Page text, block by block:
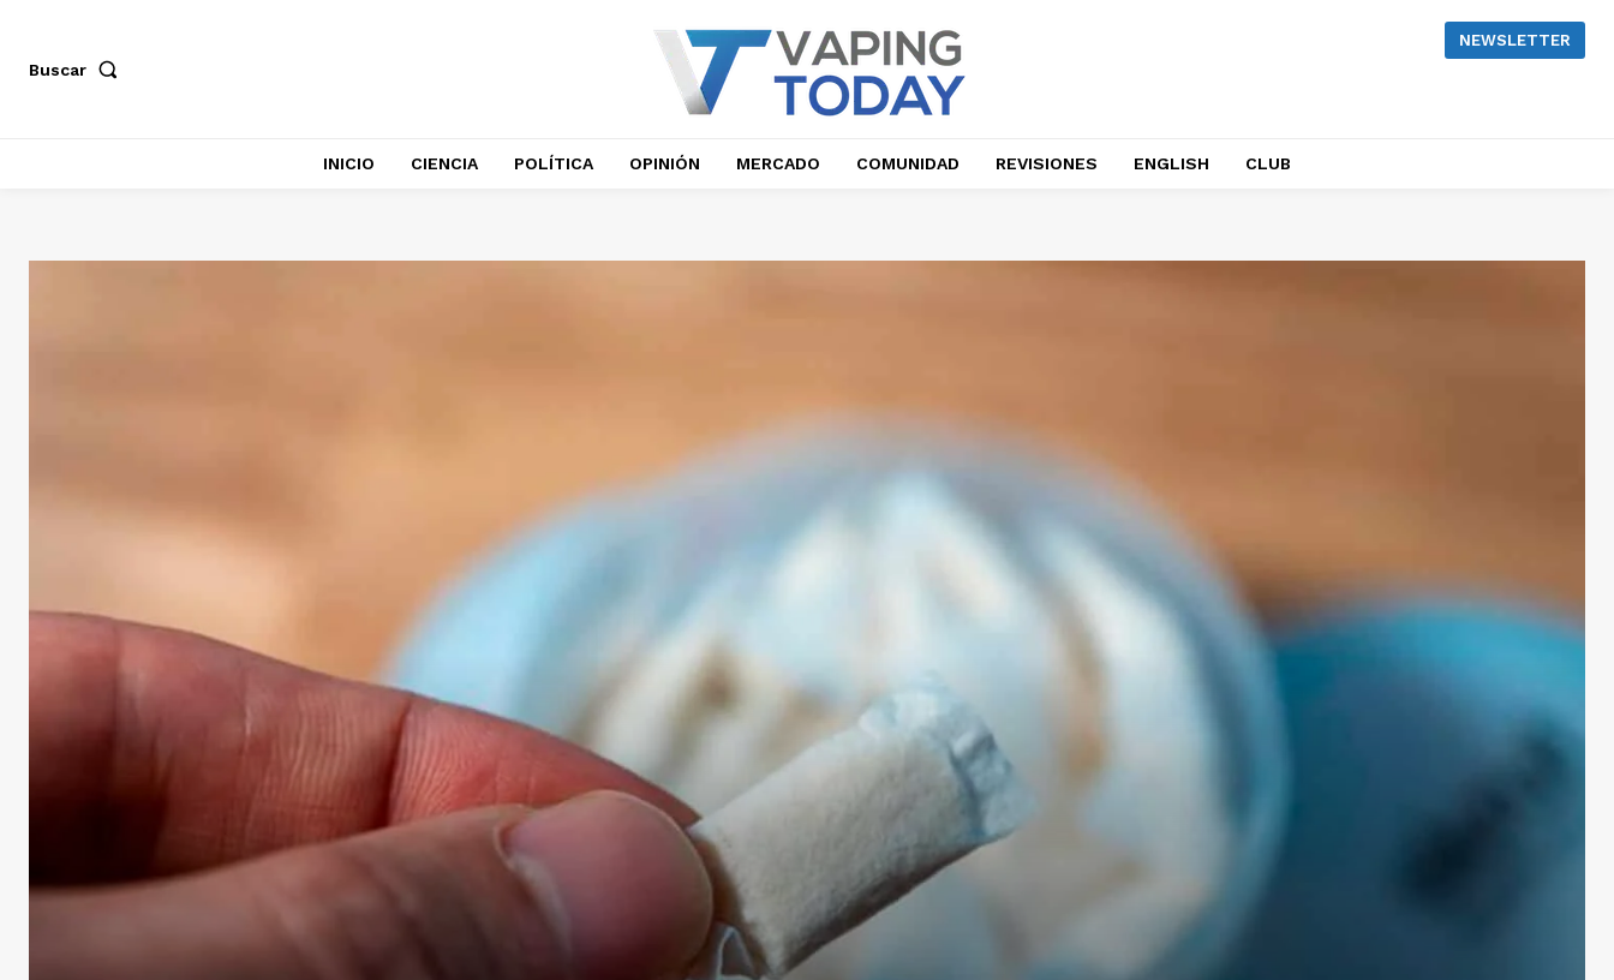
Buscar
NEWSLETTER
INICIO CIENCIA POLÍTICA OPINIÓN MERCADO COMUNIDAD REVISIONES ENGLISH CLUB